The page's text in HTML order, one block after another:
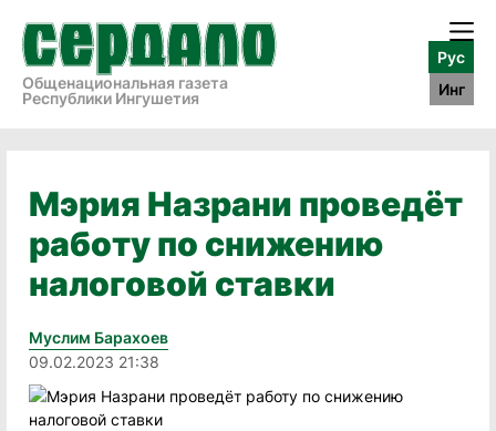
Общенациональная газета
Республики Ингушетия
Рус
Инг
Мэрия Назрани проведёт
работу по снижению
налоговой ставки
Муслим Барахоев
09.02.2023 21:38